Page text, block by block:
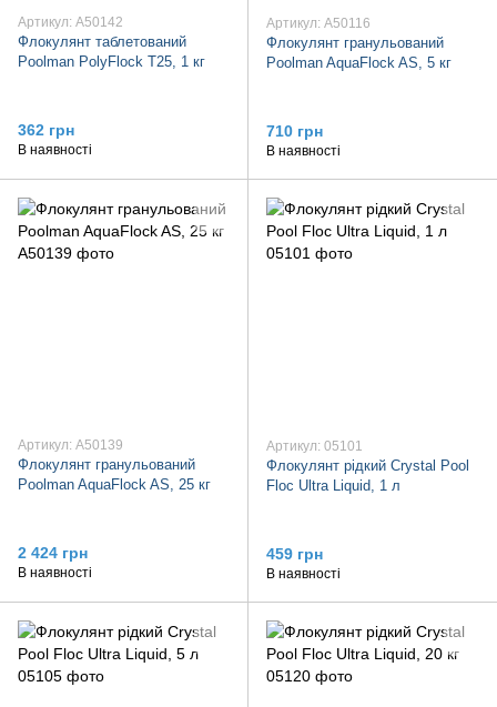
Артикул: A50142
Флокулянт таблетований
Poolman PolyFlock T25, 1 кг
362 грн
В наявності
Артикул: A50116
Флокулянт гранульований
Poolman AquaFlock AS, 5 кг
710 грн
В наявності
Артикул: A50139
Флокулянт гранульований
Poolman AquaFlock AS, 25 кг
2 424 грн
В наявності
Артикул: 05101
Флокулянт рідкий Crystal Pool
Floc Ultra Liquid, 1 л
459 грн
В наявності